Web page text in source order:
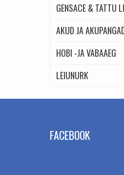
GENSACE & TATTU
AKUD JA
HOBI -JA VABAAEG
LEIUNURK
FACEBOOK